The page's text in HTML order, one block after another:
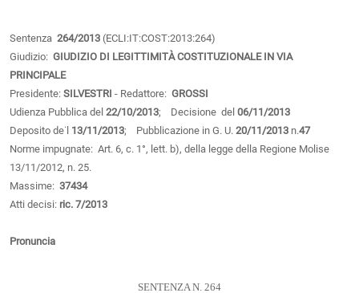
Sentenza 264/2013 (ECLI:IT:COST:2013:264)
Giudizio: GIUDIZIO DI LEGITTIMITÀ COSTITUZIONALE IN VIA
PRINCIPALE
Presidente: SILVESTRI - Redattore: GROSSI
Udienza Pubblica del 22/10/2013; Decisione del 06/11/2013
Deposito de˙l 13/11/2013; Pubblicazione in G. U. 20/11/2013 n.47
Norme impugnate: Art. 6, c. 1°, lett. b), della legge della Regione Molise
13/11/2012, n. 25.
Massime: 37434
Atti decisi: ric. 7/2013
Pronuncia
SENTENZA N. 264